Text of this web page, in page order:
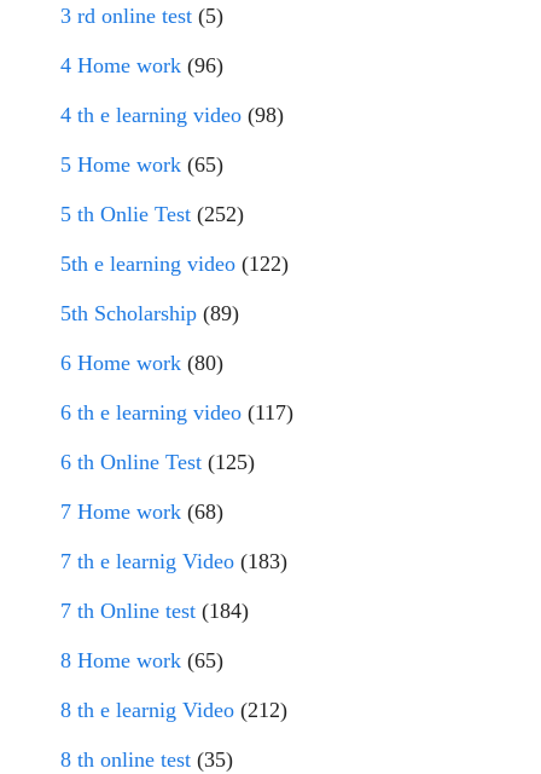
3 rd online test (5)
4 Home work (96)
4 th e learning video (98)
5 Home work (65)
5 th Onlie Test (252)
5th e learning video (122)
5th Scholarship (89)
6 Home work (80)
6 th e learning video (117)
6 th Online Test (125)
7 Home work (68)
7 th e learnig Video (183)
7 th Online test (184)
8 Home work (65)
8 th e learnig Video (212)
8 th online test (35)